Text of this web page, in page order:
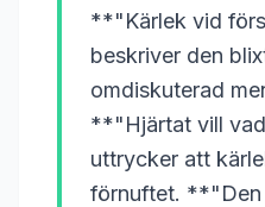
**"Kärlek vid
beskriver den
omdiskuterad
**"Hjärtat vill
uttrycker att
förnuftet. **"Den